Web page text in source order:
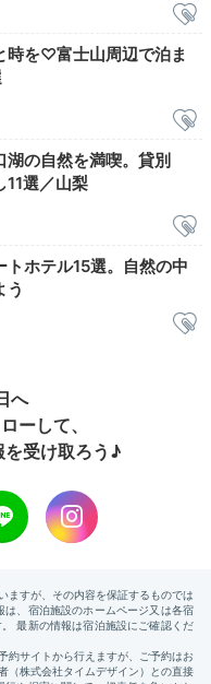
時を♡富士山周辺で泊ま
湖の自然を満喫。貸別
11選／山梨
ホテル15選。自然の中
う
へ
ーして、
を受け取ろう♪